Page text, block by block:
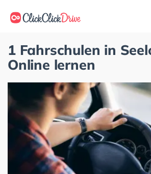
1 Fahrschulen in
Online lernen